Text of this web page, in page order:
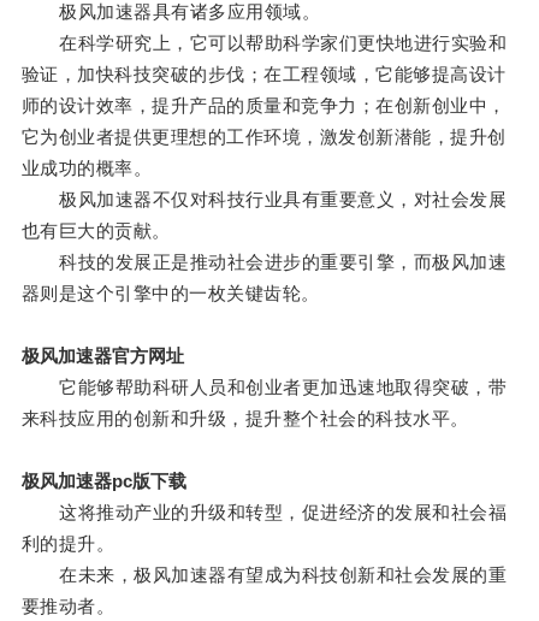
极风加速器具有诸多应用领域。
在科学研究上，它可以帮助科学家们更快地进行实验和
验证，加快科技突破的步伐；在工程领域，它能够提高设计
师的设计效率，提升产品的质量和竞争力；在创新创业中，
它为创业者提供更理想的工作环境，激发创新潜能，提升创
业成功的概率。
极风加速器不仅对科技行业具有重要意义，对社会发展
也有巨大的贡献。
科技的发展正是推动社会进步的重要引擎，而极风加速
器则是这个引擎中的一枚关键齿轮。
极风加速器官方网址
它能够帮助科研人员和创业者更加迅速地取得突破，带
来科技应用的创新和升级，提升整个社会的科技水平。
极风加速器pc版下载
这将推动产业的升级和转型，促进经济的发展和社会福
利的提升。
在未来，极风加速器有望成为科技创新和社会发展的重
要推动者。